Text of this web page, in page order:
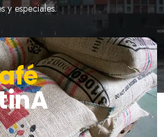
y especiales.